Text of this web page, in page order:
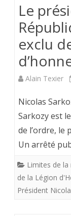
Le
exclu
Alain Texier
Nicolas
Sarkozy est
de l’ordre, le
Un arrêté
Limites de la
de la Légion
Président